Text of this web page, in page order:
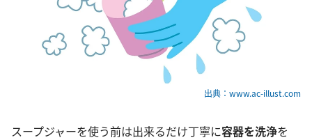
出典：www.ac-illust.com
スープジャーを使う前は出来るだけ丁寧に容器を洗浄を